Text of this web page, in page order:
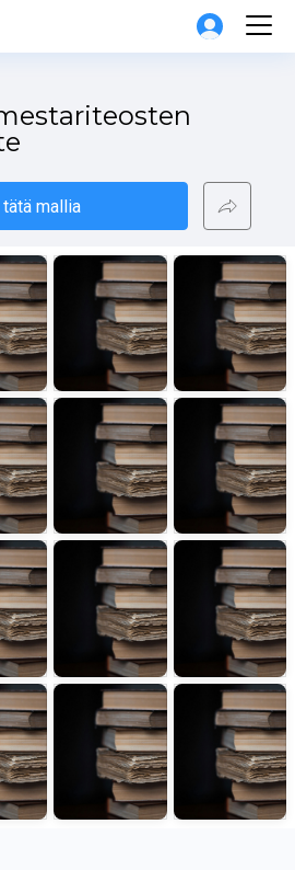
tätä mallia